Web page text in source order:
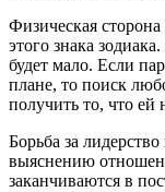
Физическая
этого знака
будет мало. Если
плане, то поиск
получить то, что ей
Борьба за
выяснению
заканчиваются в